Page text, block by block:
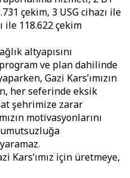
çekim, 3 USG cihazı ile
ile 118.622 çekim
altyapısını
ve plan dahilinde
Gazi Kars’ımızın
her seferinde eksik
şehrimize zarar
motivasyonlarını
Kars’ımız için üretmeye,